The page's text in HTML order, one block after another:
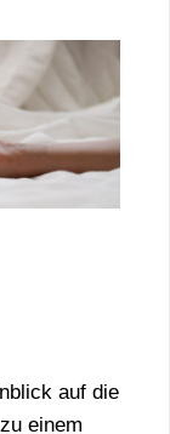
auf die
einem